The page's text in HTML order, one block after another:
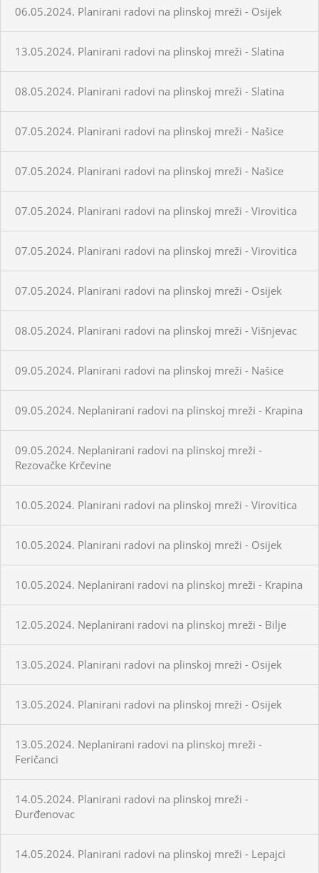
06.05.2024. Planirani radovi na plinskoj mreži - Osijek
13.05.2024. Planirani radovi na plinskoj mreži - Slatina
08.05.2024. Planirani radovi na plinskoj mreži - Slatina
07.05.2024. Planirani radovi na plinskoj mreži - Našice
07.05.2024. Planirani radovi na plinskoj mreži - Našice
07.05.2024. Planirani radovi na plinskoj mreži - Virovitica
07.05.2024. Planirani radovi na plinskoj mreži - Virovitica
07.05.2024. Planirani radovi na plinskoj mreži - Osijek
08.05.2024. Planirani radovi na plinskoj mreži - Višnjevac
09.05.2024. Planirani radovi na plinskoj mreži - Našice
09.05.2024. Neplanirani radovi na plinskoj mreži - Krapina
09.05.2024. Neplanirani radovi na plinskoj mreži -
Rezovačke Krčevine
10.05.2024. Planirani radovi na plinskoj mreži - Virovitica
10.05.2024. Planirani radovi na plinskoj mreži - Osijek
10.05.2024. Neplanirani radovi na plinskoj mreži - Krapina
12.05.2024. Neplanirani radovi na plinskoj mreži - Bilje
13.05.2024. Planirani radovi na plinskoj mreži - Osijek
13.05.2024. Planirani radovi na plinskoj mreži - Osijek
13.05.2024. Neplanirani radovi na plinskoj mreži -
Feričanci
14.05.2024. Planirani radovi na plinskoj mreži -
Đurđenovac
14.05.2024. Planirani radovi na plinskoj mreži - Lepajci